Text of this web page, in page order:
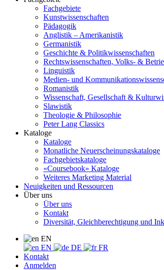
Fachgebiete
Kunstwissenschaften
Pädagogik
Anglistik – Amerikanistik
Germanistik
Geschichte & Politikwissenschaften
Rechtswissenschaften, Volks- &
Linguistik
Medien- und
Romanistik
Wissenschaft, Gesellschaft &
Slawistik
Theologie & Philosophie
Peter Lang Classics
Kataloge
Kataloge
Monatliche Neuerscheinungskataloge
Fachgebietskataloge
«Coursebook» Kataloge
Weiteres Marketing Material
Neuigkeiten und Ressourcen
Über uns
Über uns
Kontakt
Diversität, Gleichberechtigung und
EN
EN
DE
FR
Kontakt
Anmelden